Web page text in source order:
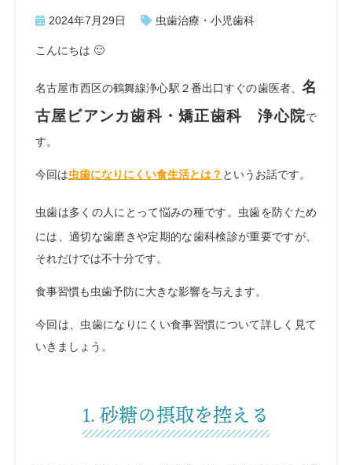
2024年7月29日 虫歯治療・小児歯科
こんにちは 🙂
名古屋市西区の鶴舞線浄心駅２番出口すぐの歯医者、 名
古屋ビアンカ歯科・矯正歯科 浄心院で
す。
今回は虫歯になりにくい食生活とは？ というお話です。
虫歯は多くの人にとって悩みの種です。虫歯を防ぐため
には、適切な歯磨きや定期的な歯科検診が重要ですが、
それだけでは不十分です。
食事習慣も虫歯予防に大きな影響を与えます。
今回は、虫歯になりにくい食事習慣について詳しく見て
いきましょう。
1. 砂糖の摂取を控える